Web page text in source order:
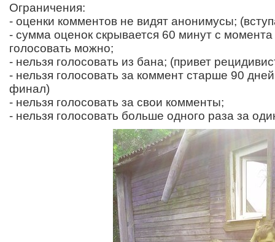
Ограничения:
- оценки комментов не видят анонимусы;
- сумма оценок скрывается 60 минут с
голосовать можно;
- нельзя голосовать из бана; (привет
- нельзя голосовать за коммент старше 90
финал)
- нельзя голосовать за свои комменты;
- нельзя голосовать больше одного раза за